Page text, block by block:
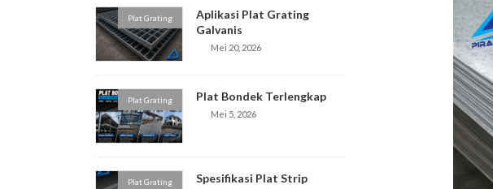
Plat Grating
Aplikasi Plat Grating
Galvanis
Mei 20, 2026
Plat Grating Plat Bondek Terlengkap
Mei 5, 2026
Plat Grating Spesifikasi Plat Strip